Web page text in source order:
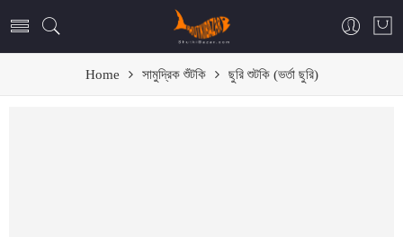
Home সামুদ্রিক শুঁটকি ছুরি শুটকি (ভর্তা ছুরি)